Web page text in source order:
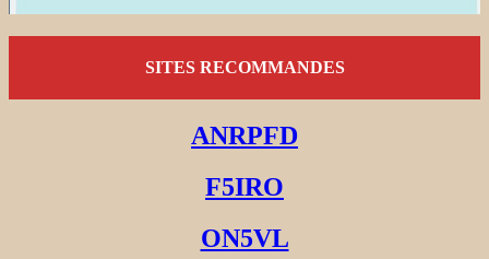
SITES RECOMMANDES
ANRPFD
F5IRO
ON5VL